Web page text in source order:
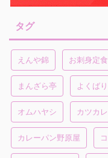
タグ
えんや錦 お刺身定食
まんざら亭 よくば
オムハヤシ カツカ
カレーパン野原屋